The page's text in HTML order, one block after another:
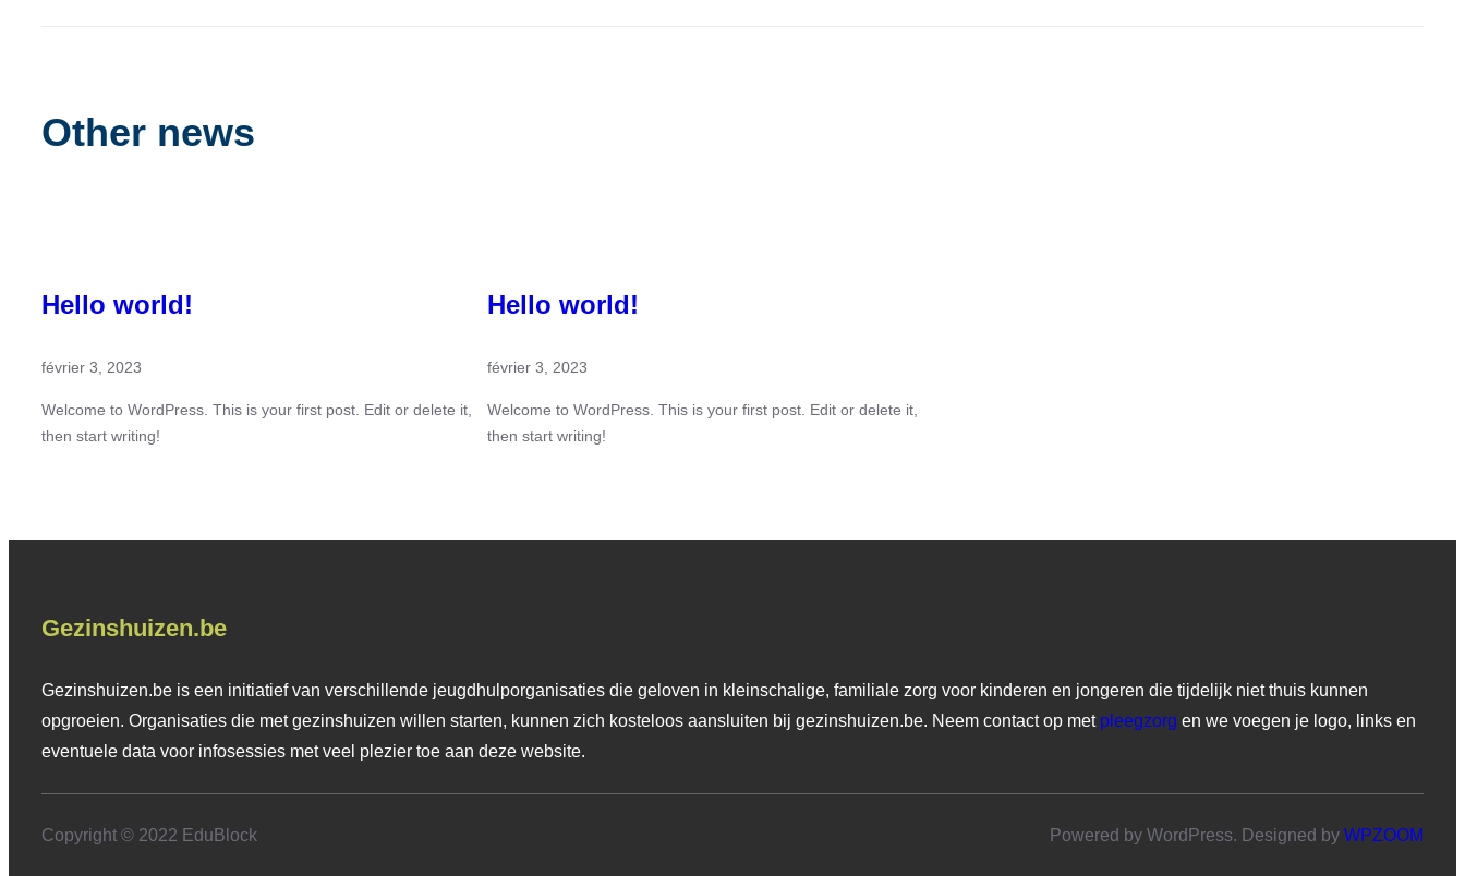
Other news
Hello world!
février 3, 2023
Welcome to WordPress. This is your first post. Edit or delete it,
then start writing!
Hello world!
février 3, 2023
Welcome to WordPress. This is your first post. Edit or delete it,
then start writing!
Gezinshuizen.be
Gezinshuizen.be is een initiatief van verschillende jeugdhulporganisaties die geloven in kleinschalige, familiale zorg voor kinderen en jongeren die tijdelijk niet thuis kunnen
opgroeien. Organisaties die met gezinshuizen willen starten, kunnen zich kosteloos aansluiten bij gezinshuizen.be. Neem contact op met pleegzorg en we voegen je logo, links en
eventuele data voor infosessies met veel plezier toe aan deze website.
Copyright © 2022 EduBlock Powered by WordPress. Designed by WPZOOM